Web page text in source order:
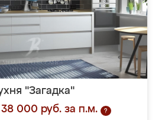
"Загадка"
000 руб. за п.м.
?